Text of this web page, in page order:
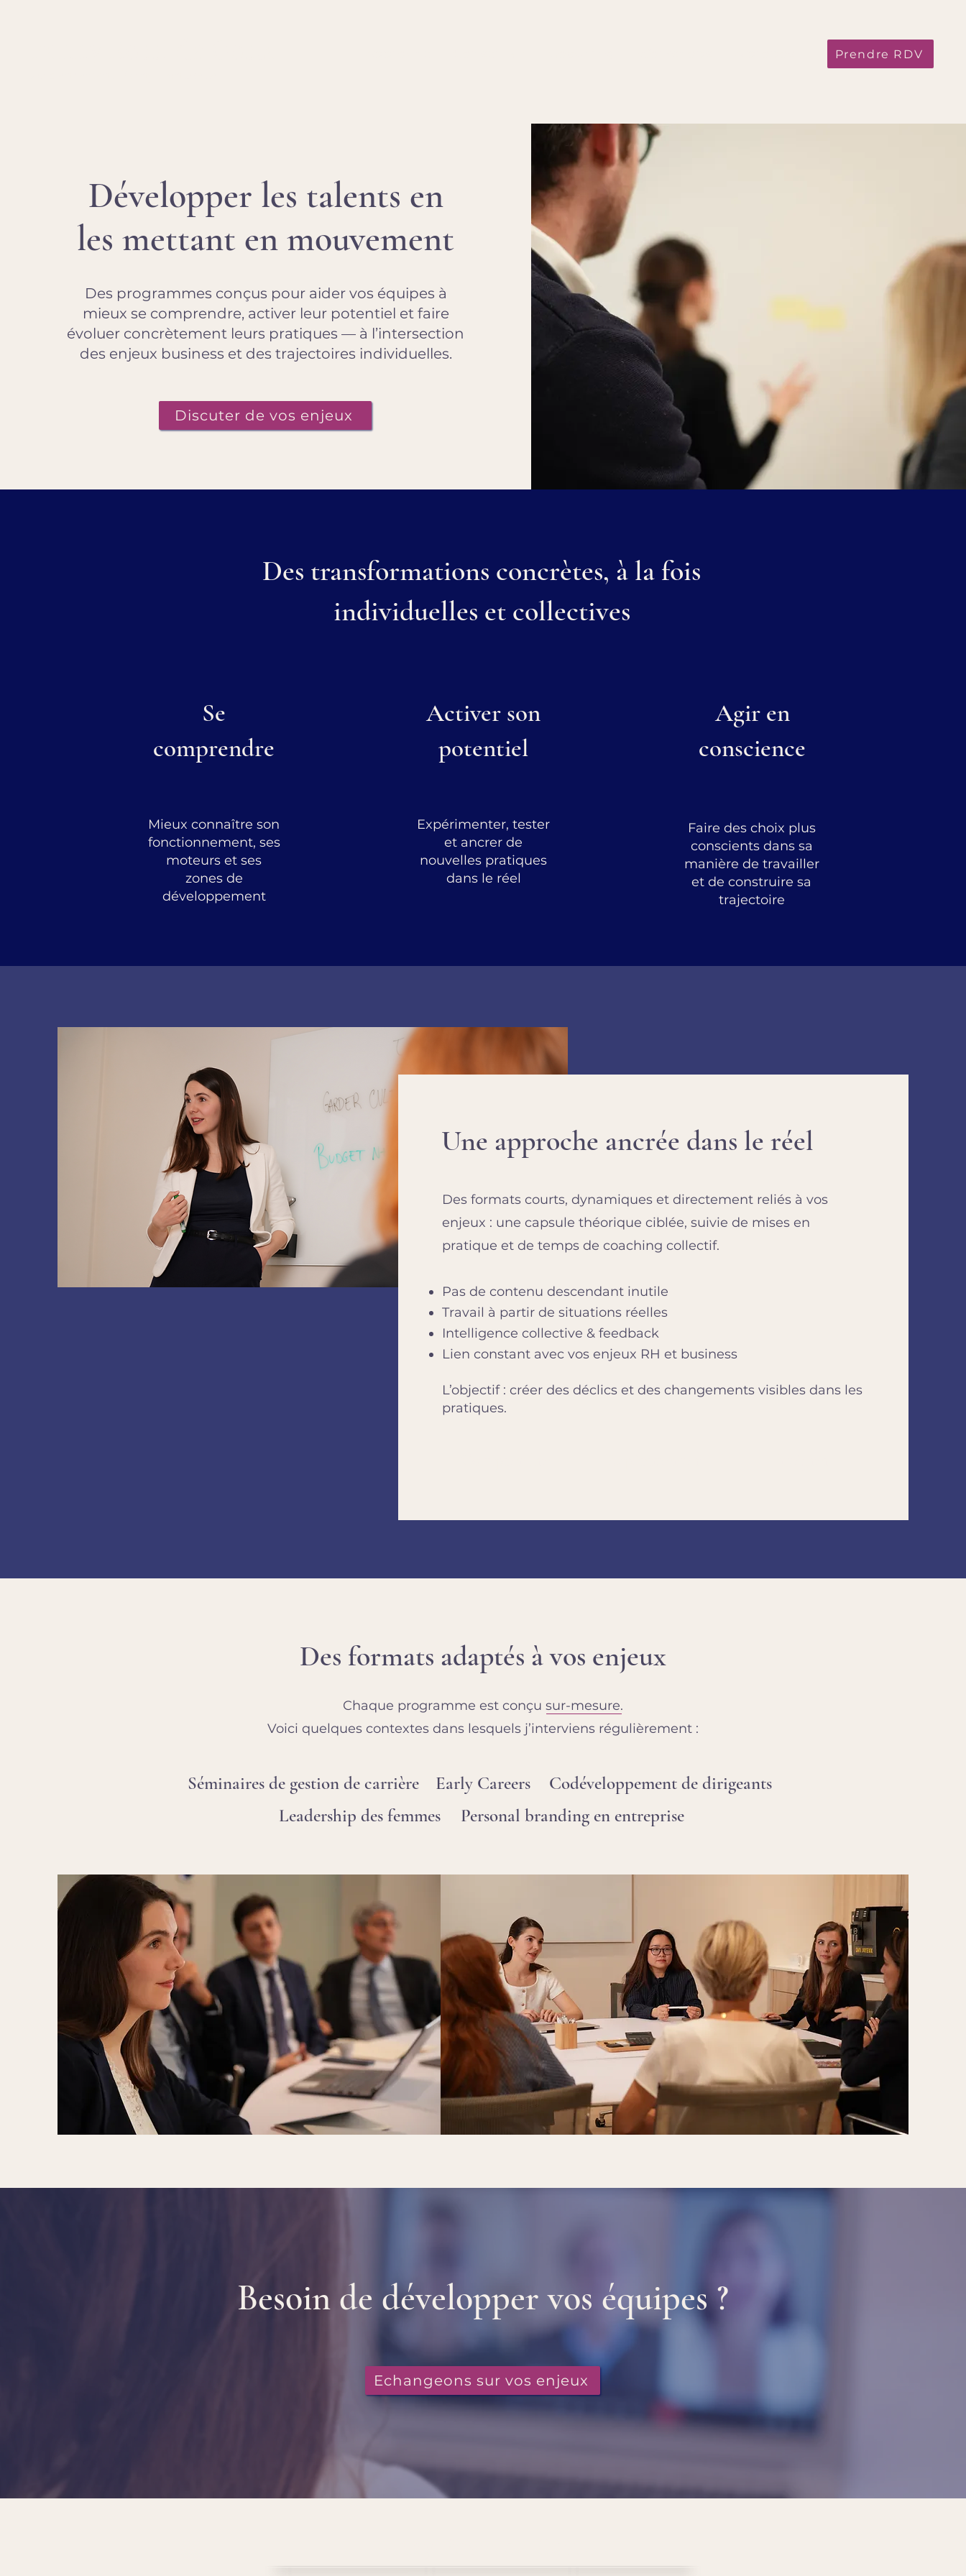
Prendre RDV
Développer les talents en
les mettant en mouvement
Des programmes conçus pour aider vos équipes à
mieux se comprendre, activer leur potentiel et faire
évoluer concrètement leurs pratiques — à l’intersection
des enjeux business et des trajectoires individuelles.
Discuter de vos enjeux
Des transformations concrètes, à la fois
individuelles et collectives
Se
comprendre
Mieux connaître son
fonctionnement, ses
moteurs et ses
zones de
développement
Activer son
potentiel
Expérimenter, tester
et ancrer de
nouvelles pratiques
dans le réel
Agir en
conscience
Faire des choix plus
conscients dans sa
manière de travailler
et de construire sa
trajectoire
Une approche ancrée dans le réel
Des formats courts, dynamiques et directement reliés à vos
enjeux : une capsule théorique ciblée, suivie de mises en
pratique et de temps de coaching collectif.
Pas de contenu descendant inutile
Travail à partir de situations réelles
Intelligence collective & feedback
Lien constant avec vos enjeux RH et business
L’objectif : créer des déclics et des changements visibles dans les
pratiques.
Des formats adaptés à vos enjeux
Chaque programme est conçu sur-mesure.
Voici quelques contextes dans lesquels j’interviens régulièrement :
Séminaires de gestion de carrière Early Careers
Codéveloppement de dirigeants
Leadership des femmes
Personal branding en entreprise
Besoin de développer vos équipes ?
Echangeons sur vos enjeux